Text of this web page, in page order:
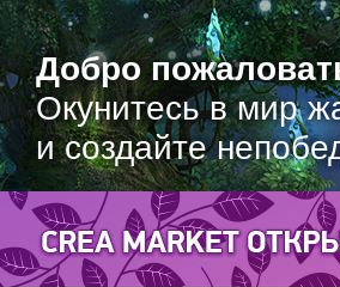
Добро
Окунитесь в мир
и создайте